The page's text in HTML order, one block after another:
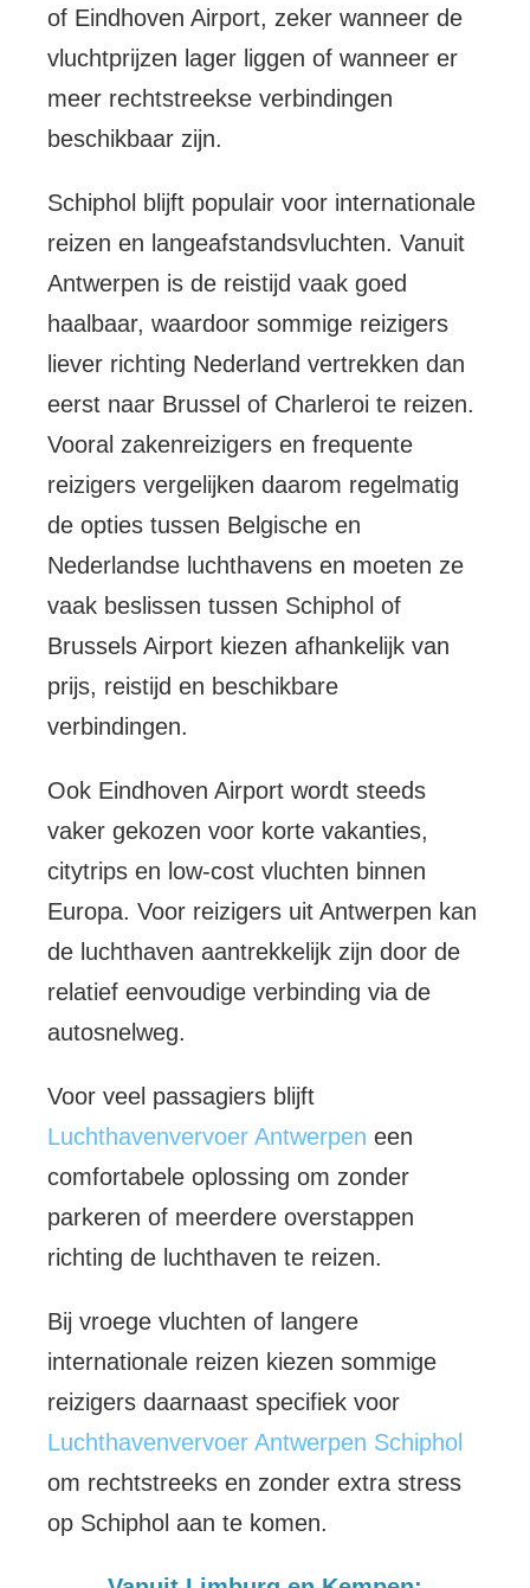
of Eindhoven Airport, zeker wanneer de
vluchtprijzen lager liggen of wanneer er
meer rechtstreekse verbindingen
beschikbaar zijn.
Schiphol blijft populair voor internationale
reizen en langeafstandsvluchten. Vanuit
Antwerpen is de reistijd vaak goed
haalbaar, waardoor sommige reizigers
liever richting Nederland vertrekken dan
eerst naar Brussel of Charleroi te reizen.
Vooral zakenreizigers en frequente
reizigers vergelijken daarom regelmatig
de opties tussen Belgische en
Nederlandse luchthavens en moeten ze
vaak beslissen tussen Schiphol of
Brussels Airport kiezen afhankelijk van
prijs, reistijd en beschikbare
verbindingen.
Ook Eindhoven Airport wordt steeds
vaker gekozen voor korte vakanties,
citytrips en low-cost vluchten binnen
Europa. Voor reizigers uit Antwerpen kan
de luchthaven aantrekkelijk zijn door de
relatief eenvoudige verbinding via de
autosnelweg.
Voor veel passagiers blijft
Luchthavenvervoer Antwerpen een
comfortabele oplossing om zonder
parkeren of meerdere overstappen
richting de luchthaven te reizen.
Bij vroege vluchten of langere
internationale reizen kiezen sommige
reizigers daarnaast specifiek voor
Luchthavenvervoer Antwerpen Schiphol
om rechtstreeks en zonder extra stress
op Schiphol aan te komen.